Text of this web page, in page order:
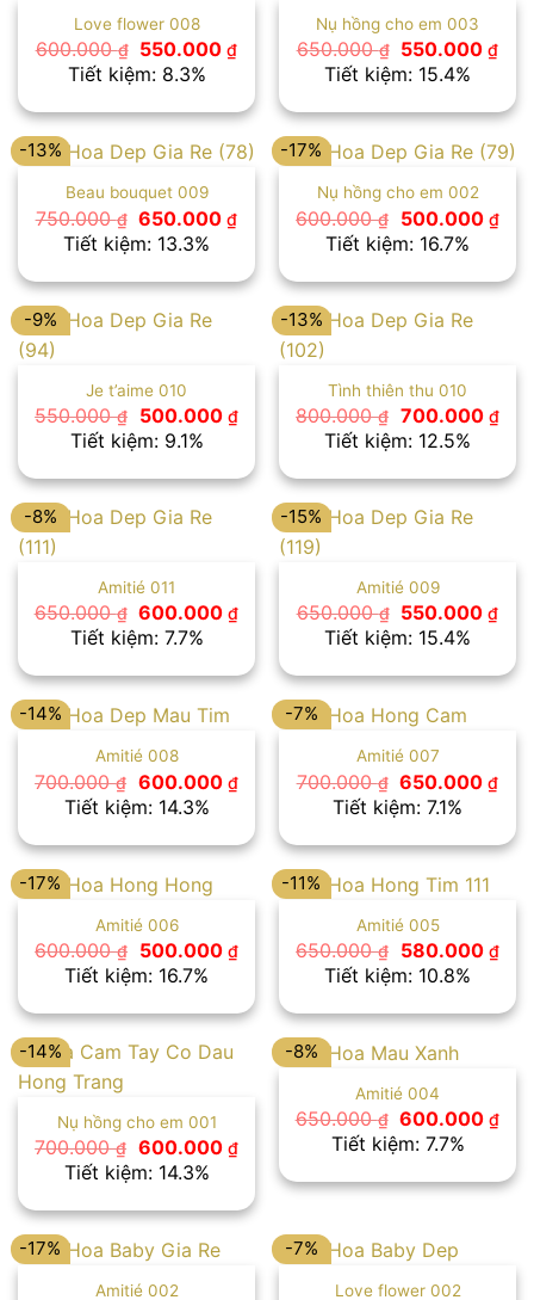
Love flower 008
600.000₫
Giá
gốc
là:
550.000₫Giá
là:
550.000 ₫.
Tiết kiệm: 8.3%
Nụ hồng cho em 003
650.000₫
Giá
gốc
là:
550.000₫Giá
là:
Tiết kiệm: 15.4%
-13%
Beau bouquet 009
750.000₫ Giá
gốc
là:
650.000₫Giá
là:
650.000 ₫.
Tiết kiệm: 13.3%
-17%
Nụ hồng cho em 002
600.000₫
Giá
gốc
là:
500.000 ₫Giá
hiện
là:
Tiết kiệm: 16.7%
-9%
Je t’aime 010
550.000₫
Giá
gốc
là:
500.000 ₫Giá
hiện
là:
500.000 ₫.
Tiết kiệm: 9.1%
-13%
Tình thiên thu 010
800.000₫ Giá
gốc
là:
700.000 ₫Giá
hiện
là:
Tiết kiệm: 12.5%
-8%
Amitié 011
650.000₫ Giá
gốc
là:
600.000₫Giá
là:
600.000 ₫.
Tiết kiệm: 7.7%
-15%
Amitié 009
650.000₫
Giá
gốc
là:
550.000₫Giá
là:
Tiết kiệm: 15.4%
-14%
Amitié 008
700.000₫ Giá
gốc
là:
600.000 ₫Giá
hiện
là:
600.000 ₫.
Tiết kiệm: 14.3%
-7%
Amitié 007
700.000₫ Giá
gốc
là:
650.000₫Giá
là:
Tiết kiệm: 7.1%
-17%
Amitié 006
600.000₫
Giá
gốc
là:
500.000 ₫Giá
hiện
là:
500.000 ₫.
Tiết kiệm: 16.7%
-11%
Amitié 005
650.000₫
Giá
gốc
là:
580.000 ₫Giá
hiện
là:
Tiết kiệm: 10.8%
-14%
Nụ hồng cho em 001
700.000₫ Giá
gốc
là:
600.000 ₫Giá
hiện
là:
600.000 ₫.
Tiết kiệm: 14.3%
-8%
Amitié 004
650.000₫ Giá
gốc
là:
600.000₫Giá
là:
Tiết kiệm: 7.7%
-17%
Amitié 002
-7%
Love flower 002